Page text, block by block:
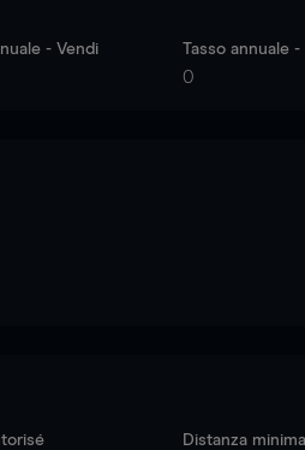
- Vendi Tasso annuale
0
Distanza